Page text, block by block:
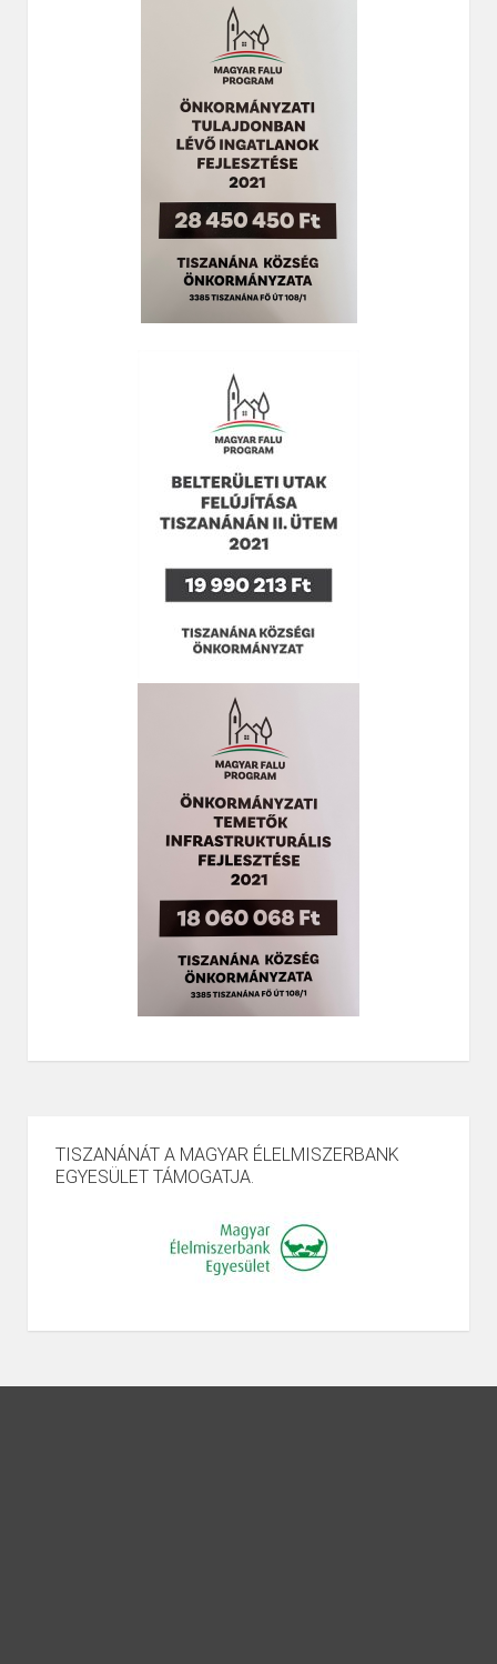
TISZANÁNÁT A MAGYAR ÉLELMISZERBANK
EGYESÜLET TÁMOGATJA.